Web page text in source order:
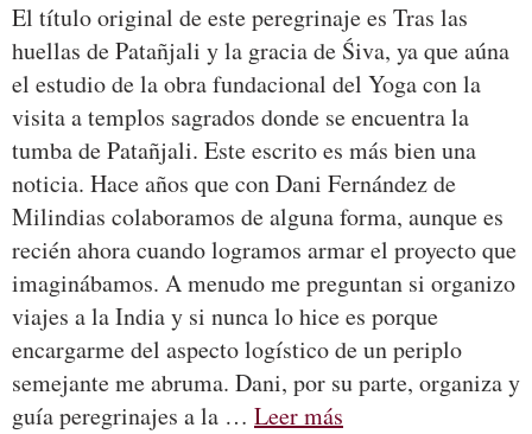
El título original de este peregrinaje es Tras las
huellas de Patañjali y la gracia de Śiva, ya que aúna
el estudio de la obra fundacional del Yoga con la
visita a templos sagrados donde se encuentra la
tumba de Patañjali. Este escrito es más bien una
noticia. Hace años que con Dani Fernández de
Milindias colaboramos de alguna forma, aunque es
recién ahora cuando logramos armar el proyecto que
imaginábamos. A menudo me preguntan si organizo
viajes a la India y si nunca lo hice es porque
encargarme del aspecto logístico de un periplo
semejante me abruma. Dani, por su parte, organiza y
guía peregrinajes a la … Leer más